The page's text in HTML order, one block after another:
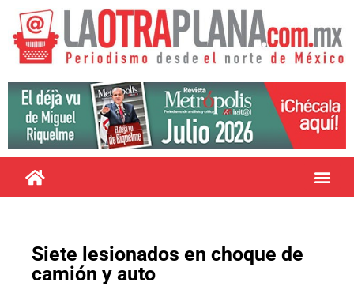
Siete lesionados en choque de
camión y auto